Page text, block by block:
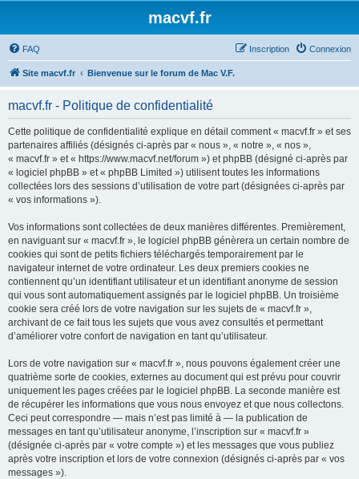
macvf.fr
FAQ Connexion
Inscription
Site macvf.fr Bienvenue sur le forum de Mac V.F.
macvf.fr - Politique de confidentialité
Cette politique de confidentialité explique en détail comment « macvf.fr » et ses
partenaires affiliés (désignés ci-après par « nous », « notre », « nos »,
« macvf.fr » et « https://www.macvf.net/forum ») et phpBB (désigné ci-après par
« logiciel phpBB » et « phpBB Limited ») utilisent toutes les informations
collectées lors des sessions d’utilisation de votre part (désignées ci-après par
« vos informations »).
Vos informations sont collectées de deux manières différentes. Premièrement,
en naviguant sur « macvf.fr », le logiciel phpBB génèrera un certain nombre de
cookies qui sont de petits fichiers téléchargés temporairement par le
navigateur internet de votre ordinateur. Les deux premiers cookies ne
contiennent qu’un identifiant utilisateur et un identifiant anonyme de session
qui vous sont automatiquement assignés par le logiciel phpBB. Un troisième
cookie sera créé lors de votre navigation sur les sujets de « macvf.fr »,
archivant de ce fait tous les sujets que vous avez consultés et permettant
d’améliorer votre confort de navigation en tant qu’utilisateur.
Lors de votre navigation sur « macvf.fr », nous pouvons également créer une
quatrième sorte de cookies, externes au document qui est prévu pour couvrir
uniquement les pages créées par le logiciel phpBB. La seconde manière est
de récupérer les informations que vous nous envoyez et que nous collectons.
Ceci peut correspondre — mais n’est pas limité à — la publication de
messages en tant qu’utilisateur anonyme, l’inscription sur « macvf.fr »
(désignée ci-après par « votre compte ») et les messages que vous publiez
après votre inscription et lors de votre connexion (désignés ci-après par « vos
messages »).